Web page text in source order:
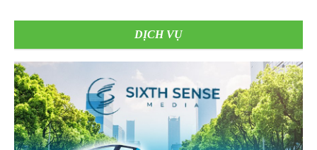
DỊCH VỤ